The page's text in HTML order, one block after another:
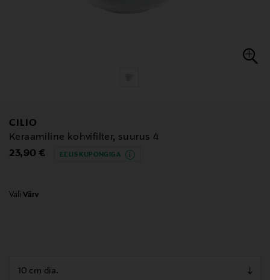
CILIO
Keraamiline kohvifilter, suurus 4
Original Price
23,90 € EELIS KUPONGIGA
Vali Värv